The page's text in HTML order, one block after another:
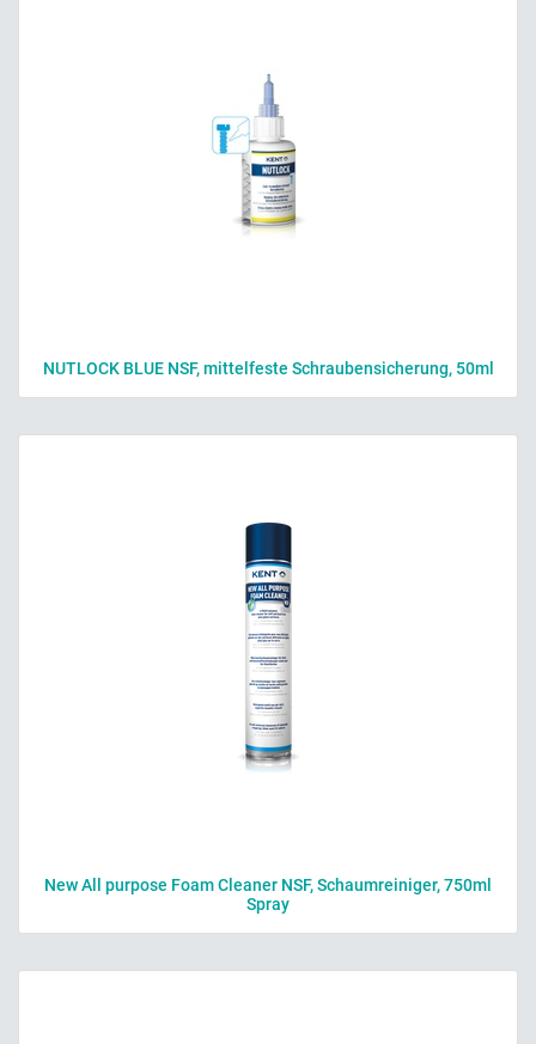
NUTLOCK BLUE NSF, mittelfeste Schraubensicherung, 50ml
New All purpose Foam Cleaner NSF, Schaumreiniger, 750ml
Spray